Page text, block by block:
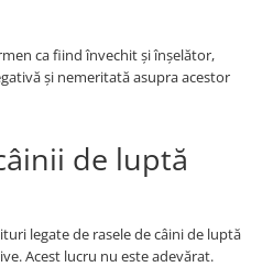
ca fiind învechit și înșelător,
și nemeritată asupra acestor
de luptă
legate de rasele de câini de luptă
Acest lucru nu este adevărat.